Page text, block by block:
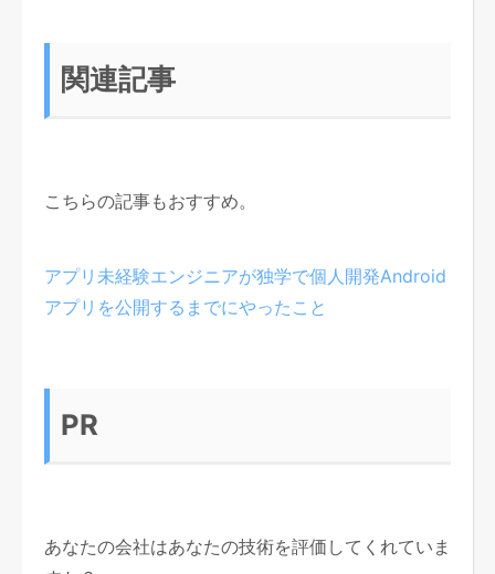
関連記事
こちらの記事もおすすめ。
アプリ未経験エンジニアが独学で個人開発Android
アプリを公開するまでにやったこと
PR
あなたの会社はあなたの技術を評価してくれていま